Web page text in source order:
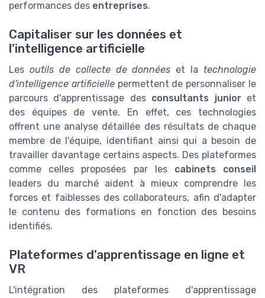
performances des entreprises.
Capitaliser sur les données et
l'intelligence artificielle
Les outils de collecte de données et la technologie
d'intelligence artificiellepermettent de personnaliser le
parcours d'apprentissage des consultants junioret
des équipes de vente. En effet, ces technologies
offrent une analyse détaillée des résultats de chaque
membre de l'équipe, identifiant ainsi qui a besoin de
travailler davantage certains aspects. Des plateformes
comme celles proposées par les cabinets conseil
leaders du marché aident à mieux comprendre les
forces et faiblesses des collaborateurs, afin d'adapter
le contenu des formations en fonction des besoins
identifiés.
Plateformes d'apprentissage en ligne et
VR
L'intégration des plateformes d'apprentissage